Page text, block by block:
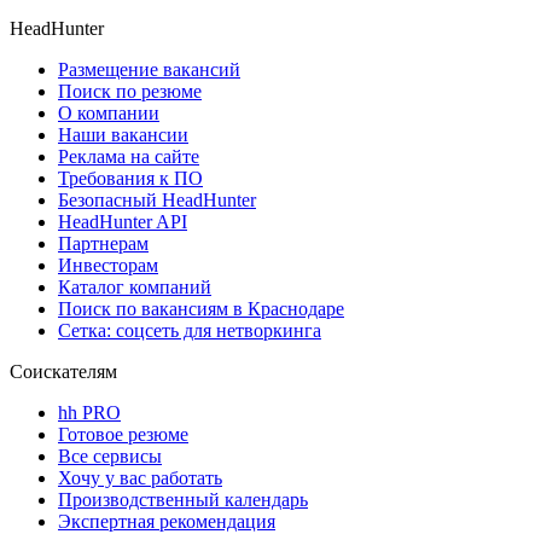
HeadHunter
Размещение вакансий
Поиск по резюме
О компании
Наши вакансии
Реклама на сайте
Требования к ПО
Безопасный HeadHunter
HeadHunter API
Партнерам
Инвесторам
Каталог компаний
Поиск по вакансиям в Краснодаре
Сетка: соцсеть для нетворкинга
Соискателям
hh PRO
Готовое резюме
Все сервисы
Хочу у вас работать
Производственный календарь
Экспертная рекомендация